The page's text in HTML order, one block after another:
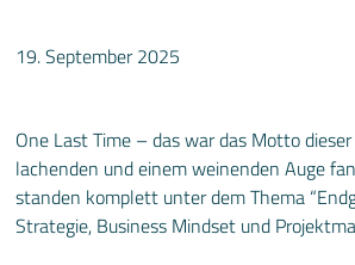
19. September 2025
One Last Time – das war das Motto
lachenden und einem weinenden Auge
standen komplett unter dem Thema
Strategie, Business Mindset und